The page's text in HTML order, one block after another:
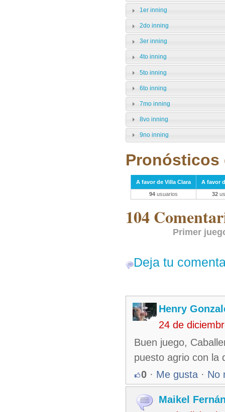
1er inning
2do inning
3er inning
4to inning
5to inning
6to inning
7mo inning
8vo inning
9no inning
Pronósticos
A favor de Villa Clara
A favor
94 usuarios 32
104
Primer
Deja tu
Henry
24 de
Buen juego,
puesto agrio con la
0 · Me gusta · No
Maikel